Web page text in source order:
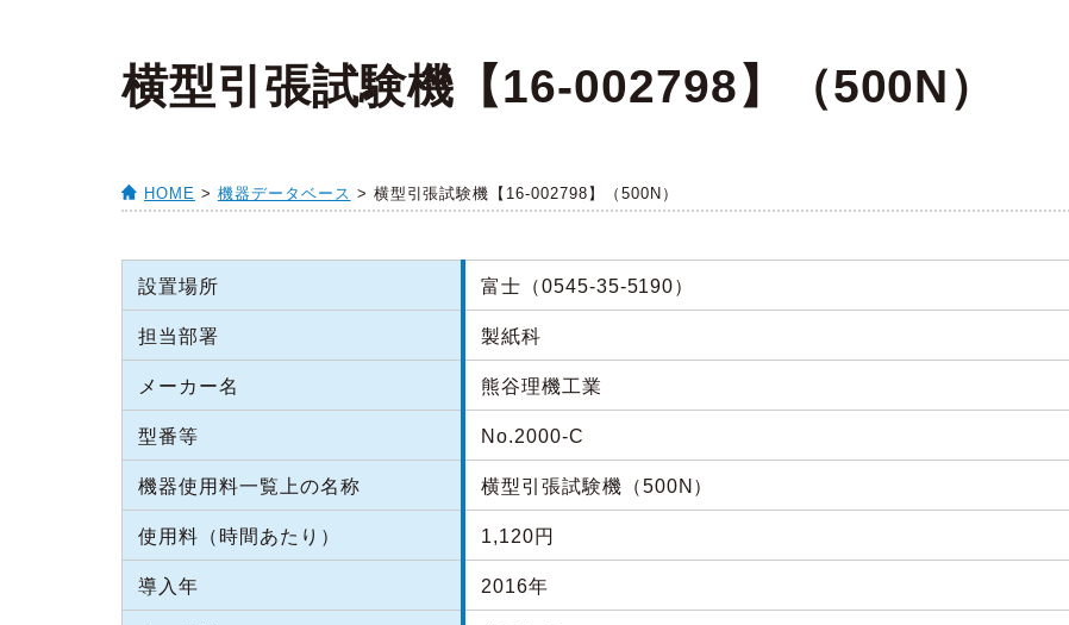
横型引張試験機【16-002798】（500N）
HOME > 機器データベース > 横型引張試験機【16-002798】（500N）
設置場所 富士（0545-35-5190）
担当部署 製紙科
メーカー名 熊谷理機工業
型番等 No.2000-C
機器使用料一覧上の名称 横型引張試験機（500N）
使用料（時間あたり） 1,120円
導入年 2016年